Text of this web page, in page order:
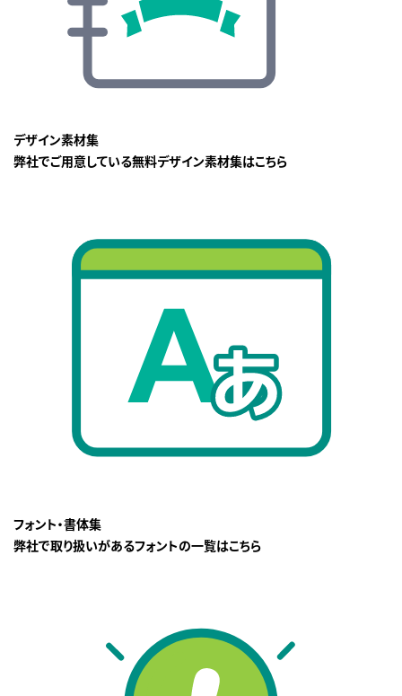
デザイン素材集
弊社でご用意している無料デザイン素材集はこちら
フォント・書体集
弊社で取り扱いがあるフォントの一覧はこちら